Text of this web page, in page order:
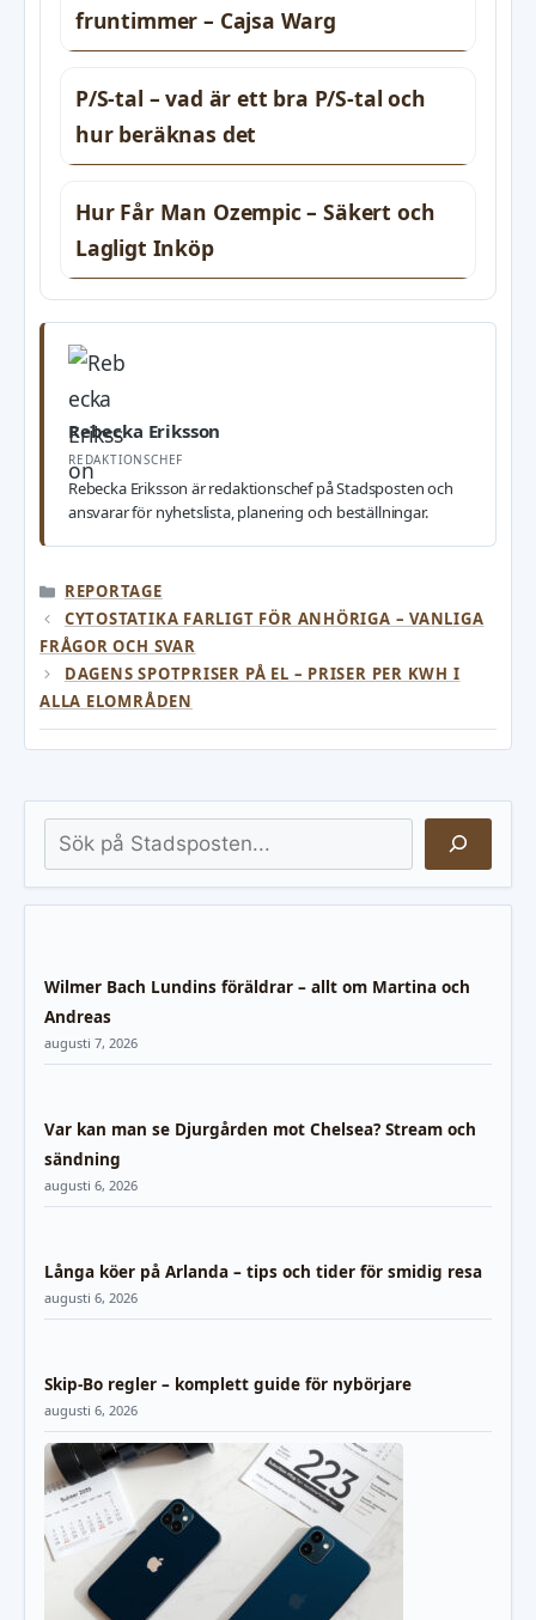
fruntimmer – Cajsa Warg
P/S-tal – vad är ett bra P/S-tal och
hur beräknas det
Hur Får Man Ozempic – Säkert och
Lagligt Inköp
Rebecka Eriksson
REDAKTIONSCHEF
Rebecka Eriksson är redaktionschef på Stadsposten och
ansvarar för nyhetslista, planering och beställningar.
KATEGORIER
REPORTAGE
CYTOSTATIKA FARLIGT FÖR ANHÖRIGA – VANLIGA
FRÅGOR OCH SVAR
DAGENS SPOTPRISER PÅ EL – PRISER PER KWH I
ALLA ELOMRÅDEN
Sök
Wilmer Bach Lundins föräldrar – allt om Martina och
Andreas
augusti 7, 2026
Var kan man se Djurgården mot Chelsea? Stream och
sändning
augusti 6, 2026
Långa köer på Arlanda – tips och tider för smidig resa
augusti 6, 2026
Skip-Bo regler – komplett guide för nybörjare
augusti 6, 2026